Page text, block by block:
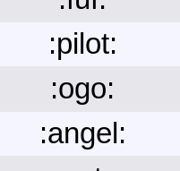
:pilot:
:ogo:
:angel: